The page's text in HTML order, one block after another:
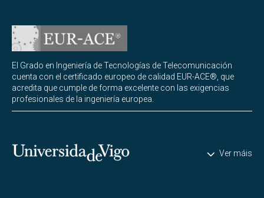
El Grado en Ingeniería de Tecnologías de Telecomunicación
cuenta con el certificado europeo de calidad EUR-ACE®, que
acredita que cumple de forma excelente con las exigencias
profesionales de la ingeniería europea.
Universidade de Vigo Ver máis